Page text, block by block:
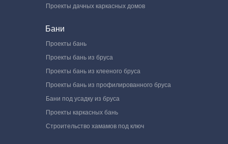
Проекты дачных каркасных домов
Бани
Проекты бань
Проекты бань из бруса
Проекты бань из клееного бруса
Проекты бань из профилированного бруса
Бани под усадку из бруса
Проекты каркасных бань
Строительство хамамов под ключ